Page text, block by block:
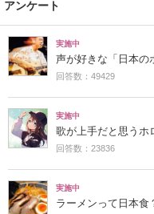
アンケート
実施中
声が好きな「日本の
回答数：49429
実施中
歌が上手だと思うホ
回答数：23836
実施中
ラーメンって日本食